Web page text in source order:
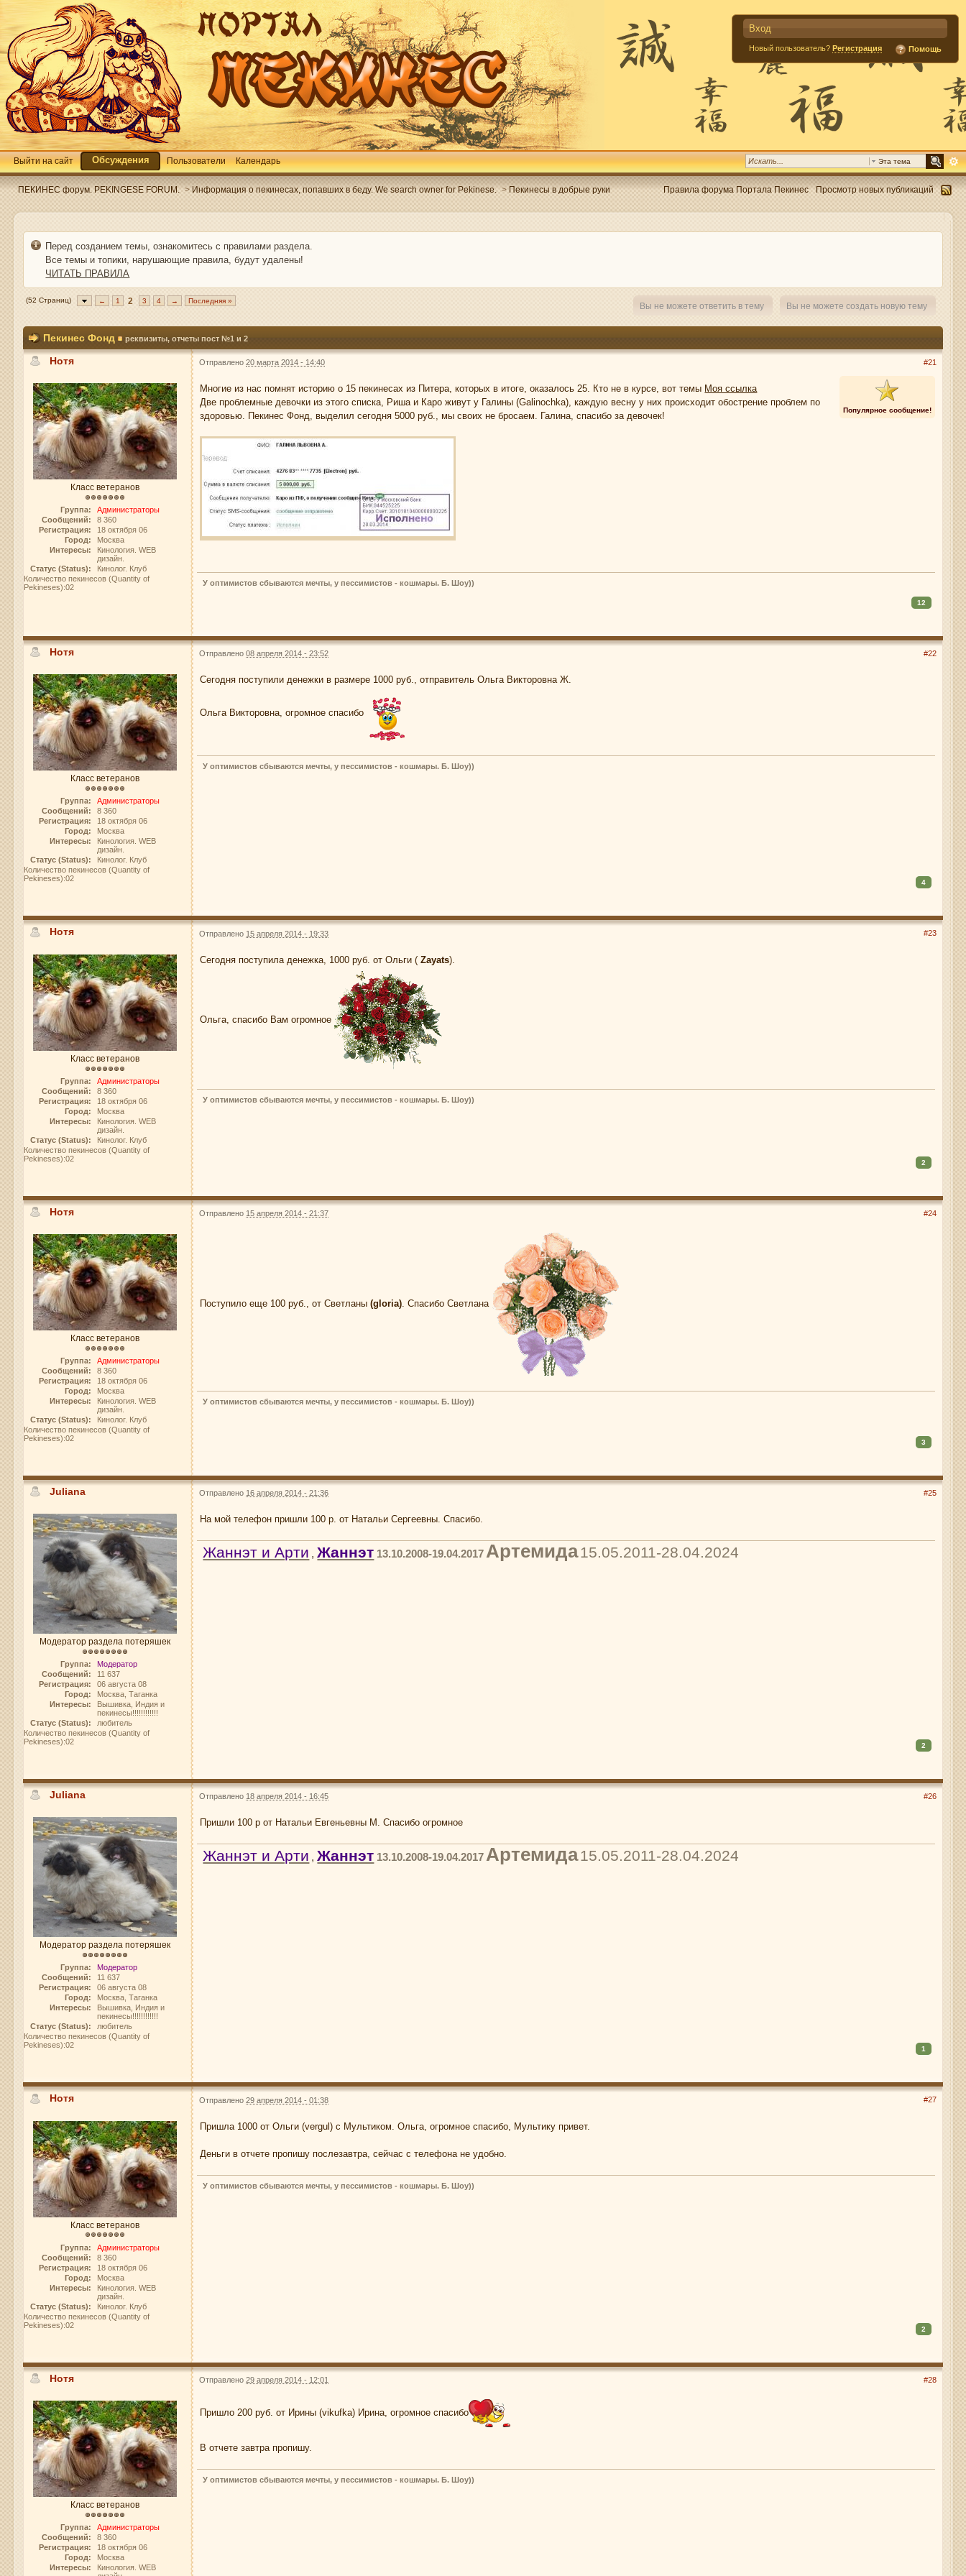
Вход
Новый пользователь? Регистрация Помощь
Эта тема
Выйти на сайт Обсуждения Пользователи Календарь
ПЕКИНЕС форум. PEKINGESE FORUM. > Информация о пекинесах, попавших в беду. We search owner for Pekinese. > Пекинесы в добрые руки Правила форума Портала Пекинес Просмотр новых публикаций
Перед созданием темы, ознакомитесь с правилами раздела.
Все темы и топики, нарушающие правила, будут удалены!
ЧИТАТЬ ПРАВИЛА
(52 Страниц) ← 1 2 3 4 → Последняя »
Вы не можете создать новую тему
Вы не можете ответить в тему
Пекинес Фонд реквизиты, отчеты пост №1 и 2
#21
Нотя
Класс ветеранов
Группа:
Администраторы
Сообщений:
8 360
Регистрация:
18 октября 06
Город:
Москва
Интересы:
Кинология. WEB
дизайн.
Статус (Status):
Кинолог. Клуб
Количество пекинесов (Quantity of
Pekineses):02
Отправлено20 марта 2014 - 14:40
Популярное сообщение!
Многие из нас помнят историю о 15 пекинесах из Питера, которых в итоге, оказалось 25. Кто не в курсе, вот темы Моя ссылка
Две проблемные девочки из этого списка, Риша и Каро живут у Галины (Galinochka), каждую весну у них происходит обострение проблем по
здоровью. Пекинес Фонд, выделил сегодня 5000 руб., мы своих не бросаем. Галина, спасибо за девочек!
У оптимистов сбываются мечты, у пессимистов - кошмары. Б. Шоу))
12
#22
Нотя
Класс ветеранов
Группа:
Администраторы
Сообщений:
8 360
Регистрация:
18 октября 06
Город:
Москва
Интересы:
Кинология. WEB
дизайн.
Статус (Status):
Кинолог. Клуб
Количество пекинесов (Quantity of
Pekineses):02
Отправлено08 апреля 2014 - 23:52
Сегодня поступили денежки в размере 1000 руб., отправитель Ольга Викторовна Ж.
Ольга Викторовна, огромное спасибо
У оптимистов сбываются мечты, у пессимистов - кошмары. Б. Шоу))
4
#23
Нотя
Класс ветеранов
Группа:
Администраторы
Сообщений:
8 360
Регистрация:
18 октября 06
Город:
Москва
Интересы:
Кинология. WEB
дизайн.
Статус (Status):
Кинолог. Клуб
Количество пекинесов (Quantity of
Pekineses):02
Отправлено 15 апреля 2014 - 19:33
Сегодня поступила денежка, 1000 руб. от Ольги (Zayats).
Ольга, спасибо Вам огромное
У оптимистов сбываются мечты, у пессимистов - кошмары. Б. Шоу))
2
#24
Нотя
Класс ветеранов
Группа:
Администраторы
Сообщений:
8 360
Регистрация:
18 октября 06
Город:
Москва
Интересы:
Кинология. WEB
дизайн.
Статус (Status):
Кинолог. Клуб
Количество пекинесов (Quantity of
Pekineses):02
Отправлено 15 апреля 2014 - 21:37
Поступило еще 100 руб., от Светланы(gloria). Спасибо Светлана
У оптимистов сбываются мечты, у пессимистов - кошмары. Б. Шоу))
3
#25
Juliana
Модератор раздела потеряшек
Группа:
Модератор
Сообщений:
11 637
Регистрация:
06 августа 08
Город:
Москва, Таганка
Интересы:
Вышивка, Индия и
пекинесы!!!!!!!!!!!!
Статус (Status):
любитель
Количество пекинесов (Quantity of
Pekineses):02
Отправлено 16 апреля 2014 - 21:36
На мой телефон пришли 100 р. от Натальи Сергеевны. Спасибо.
Жаннэт и Арти ,Жаннэт 13.10.2008-19.04.2017 Артемида15.05.2011-28.04.2024
2
#26
Juliana
Модератор раздела потеряшек
Группа:
Модератор
Сообщений:
11 637
Регистрация:
06 августа 08
Город:
Москва, Таганка
Интересы:
Вышивка, Индия и
пекинесы!!!!!!!!!!!!
Статус (Status):
любитель
Количество пекинесов (Quantity of
Pekineses):02
Отправлено 18 апреля 2014 - 16:45
Пришли 100 р от Натальи Евгеньевны М. Спасибо огромное
Жаннэт и Арти ,Жаннэт 13.10.2008-19.04.2017 Артемида15.05.2011-28.04.2024
1
#27
Нотя
Класс ветеранов
Группа:
Администраторы
Сообщений:
8 360
Регистрация:
18 октября 06
Город:
Москва
Интересы:
Кинология. WEB
дизайн.
Статус (Status):
Кинолог. Клуб
Количество пекинесов (Quantity of
Pekineses):02
Отправлено29 апреля 2014 - 01:38
Пришла 1000 от Ольги (vergul) с Мультиком. Ольга, огромное спасибо, Мультику привет.
Деньги в отчете пропишу послезавтра, сейчас с телефона не удобно.
У оптимистов сбываются мечты, у пессимистов - кошмары. Б. Шоу))
2
#28
Нотя
Класс ветеранов
Группа:
Администраторы
Сообщений:
8 360
Регистрация:
18 октября 06
Город:
Москва
Интересы:
Кинология. WEB
Отправлено29 апреля 2014 - 12:01
Пришло 200 руб. от Ирины (vikufka) Ирина, огромное спасибо
В отчете завтра пропишу.
У оптимистов сбываются мечты, у пессимистов - кошмары. Б. Шоу))